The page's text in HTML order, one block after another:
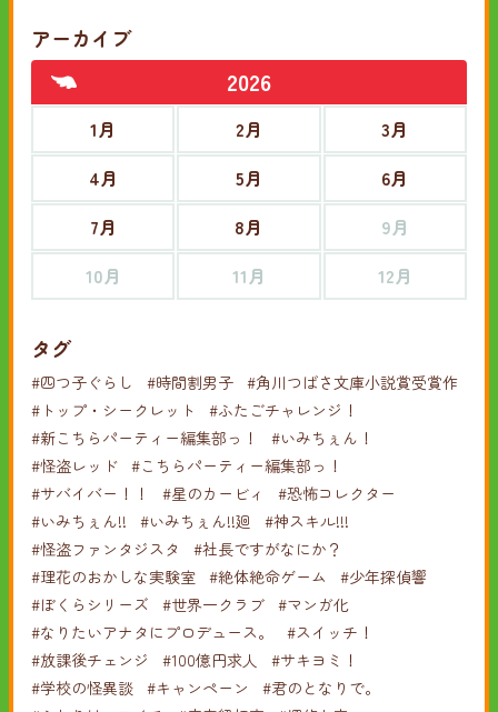
アーカイブ
2026
1月 2月
3月
4月
5月
6月
7月
8月
9月
10月
11月 12月
タグ
#四つ子ぐらし #時間割男子 #角川つばさ文庫小説賞受賞作
#トップ・シークレット
#ふたごチャレンジ！
#新こちらパーティー編集部っ！
#いみちぇん！
#怪盗レッド #こちらパーティー編集部っ！
#サバイバー！！
#星のカービィ
#恐怖コレクター
#いみちぇん!!
#いみちぇん!!廻
#神スキル!!!
#怪盗ファンタジスタ
#社長ですがなにか？
#理花のおかしな実験室 #絶体絶命ゲーム
#少年探偵響
#ぼくらシリーズ
#世界一クラブ #マンガ化
#なりたいアナタにプロデュース。
#スイッチ！
#放課後チェンジ
#100億円求人
#サキヨミ！
#学校の怪異談 #キャンペーン
#君のとなりで。